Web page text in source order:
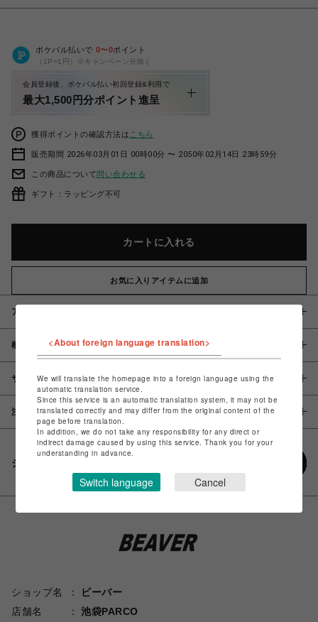
ポケパル払いで 0〜0ポイント
（1P=1円）※キャンペーン分除く
会員登録後、ポケパル払い初回登録&利用で
最大1,500円分ポイント進呈
獲得ポイントの確認方法は こちら
販売期間 2026年03月01日 00時00分 〜 2050年02月14日 23時59分
この商品について問い合わせる
ギフト：ラッピング不可
カートに入れる
お気に入りアイテムに追加
アイテム説明 / 素材
概要
サイズ
注意事項
シェアする
ショップ名
ビーバー
店舗名
池袋PARCO
<About foreign language translation>
We will translate the homepage into a foreign language using the
automatic translation service.
Since this service is an automatic translation system, it may not be
translated correctly and may differ from the original content of the
page before translation.
In addition, we do not take any responsibility for any direct or
indirect damage caused by using this service. Thank you for your
understanding in advance.
Switch language Cancel